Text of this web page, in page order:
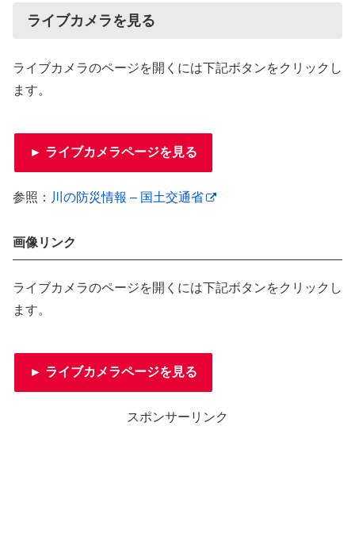
ライブカメラを見る
ライブカメラのページを開くには下記ボタンをクリックし
ます。
► ライブカメラページを見る
参照： 川の防災情報 – 国土交通省
画像リンク
ライブカメラのページを開くには下記ボタンをクリックし
ます。
► ライブカメラページを見る
スポンサーリンク